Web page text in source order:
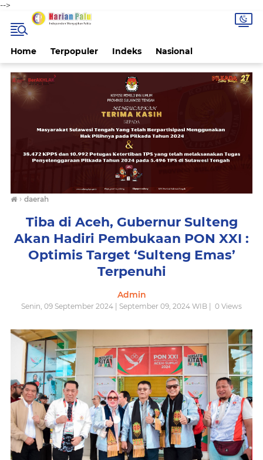
-->
Home Terpopuler Indeks Nasional
› daerah
Tiba di Aceh, Gubernur Sulteng
Akan Hadiri Pembukaan PON XXI :
Optimis Target ‘Sulteng Emas’
Terpenuhi
Admin
Senin, 09 September 2024 | September 09, 2024 WIB | 0 Views